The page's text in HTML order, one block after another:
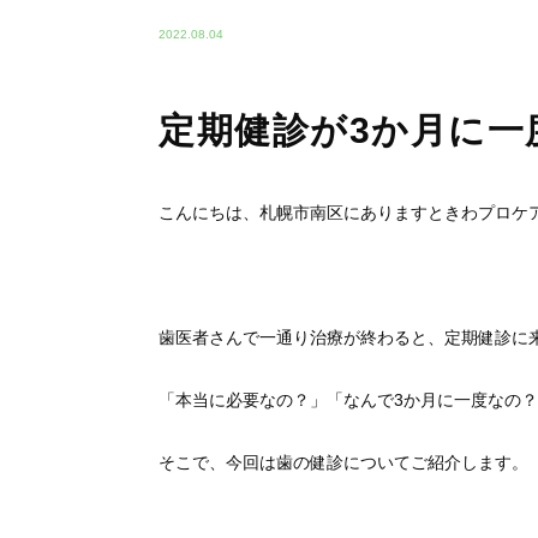
2022.08.04
定期健診が3か月に一
こんにちは、札幌市南区にありますときわプロケ
歯医者さんで一通り治療が終わると、定期健診に
「本当に必要なの？」「なんで3か月に一度なの
そこで、今回は歯の健診についてご紹介します。